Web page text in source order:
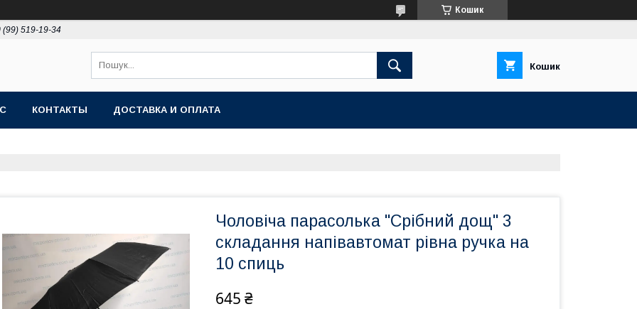
Кошик
(99) 519-19-34
Кошик
КОНТАКТЫ ДОСТАВКА И ОПЛАТА
Чоловіча парасолька "Срібний дощ" 3
складання напівавтомат рівна ручка на
10 спиць
645 ₴